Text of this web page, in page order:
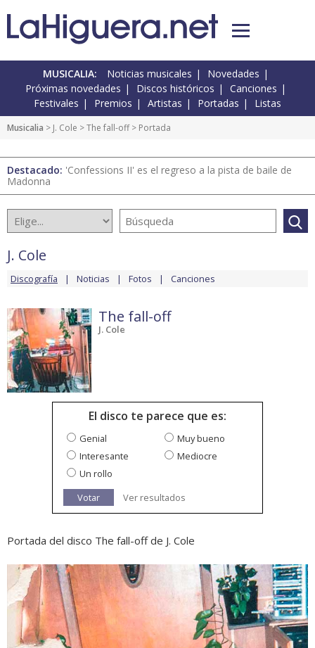
MUSICALIA: Noticias musicales
Novedades
Próximas novedades
Discos históricos
Canciones
Festivales
Premios Artistas Portadas Listas
Musicalia > J. Cole >The fall-off> Portada
Destacado: 'Confessions II' es el regreso a la pista de baile de
Madonna
J. Cole
Discografía Noticias Fotos Canciones
The fall-off
J. Cole
El disco te parece que es:
Genial
Muy bueno
Interesante
Mediocre
Un rollo
Votar
Ver resultados
Portada del disco The fall-off de J. Cole